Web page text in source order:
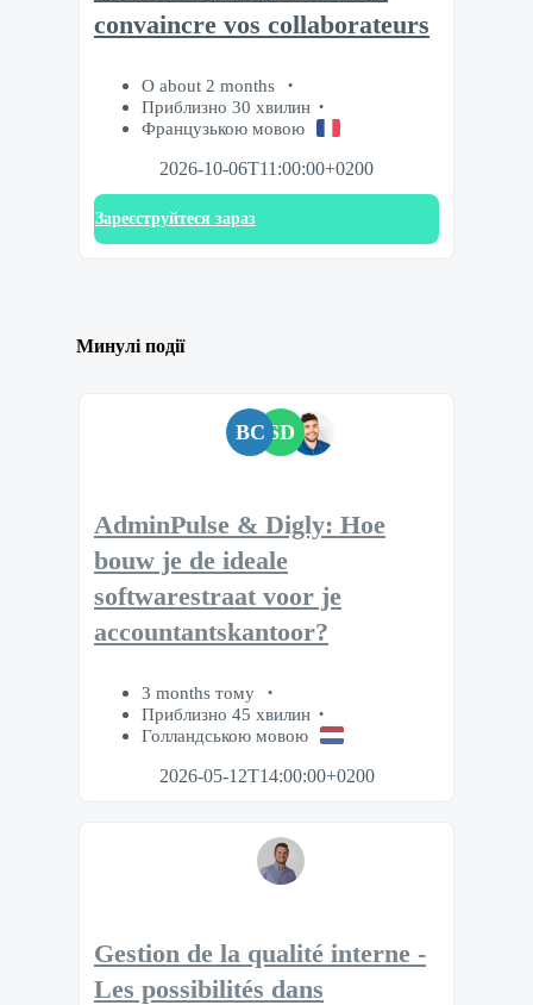
convaincre vos collaborateurs
О about 2 months
Приблизно 30 хвилин
Французькою мовою
2026-10-06T11:00:00+0200
Зареєструйтеся зараз
Минулі події
BC SD
AdminPulse & Digly: Hoe
bouw je de ideale
softwarestraat voor je
accountantskantoor?
3 months тому
Приблизно 45 хвилин
Голландською мовою
2026-05-12T14:00:00+0200
Gestion de la qualité interne -
Les possibilités dans